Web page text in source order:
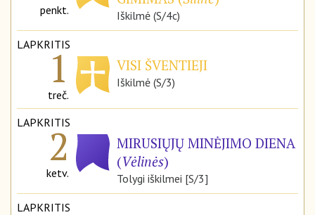
penkt. Iškilmė (S/4c)
LAPKRITIS
1
treč.
VISI ŠVENTIEJI
Iškilmė (S/3)
LAPKRITIS
2
ketv.
MIRUSIŲJŲ MINĖJIMO DIENA
(Vėlinės)
Tolygi iškilmei [S/3]
LAPKRITIS